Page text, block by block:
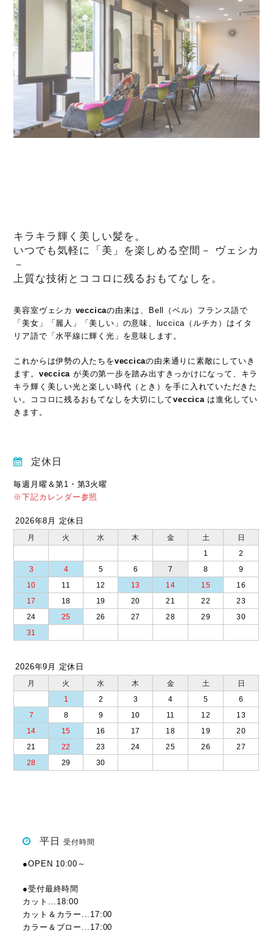
キラキラ輝く美しい髪を。
いつでも気軽に「美」を楽しめる空間－ ヴェシカ
－
上質な技術とココロに残るおもてなしを。
美容室ヴェシカ veccicaの由来は、Bell（ベル）フランス語で
「美女」「麗人」「美しい」の意味、luccica（ルチカ）はイタ
リア語で「水平線に輝く光」を意味します。
これからは伊勢の人たちをveccicaの由来通りに素敵にしていき
ます。 veccica が美の第一歩を踏み出すきっかけになって、キラ
キラ輝く美しい光と楽しい時代（とき）を手に入れていただきた
い。ココロに残るおもてなしを大切にしてveccicaは進化してい
きます。
定休日
毎週月曜＆第1・第3火曜
※下記カレンダー参照
2026年8月 定休日
月 火 水 木 金 土
日
1
2
3
4 5 6 7 8
9
10
11 12 13 14 15
16
17
18 19 20 21 22
23
24
25 26 27 28 29
30
31
2026年9月 定休日
月 火 水 木 金 土
日
1
2 3 4 5
6
7
8 9 10 11 12
13
14
15 16 17 18 19
20
21
22 23 24 25 26
27
28
29 30
平日受付時間
●OPEN 10:00～
●受付最終時間
カット...18:00
カット＆カラー...17:00
カラー＆ブロー...17:00